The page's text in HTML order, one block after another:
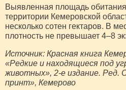
Выявленная площадь
территории Кемеровской
несколько сотен гектаров. В
плотность не превышает 4‒8
Источник: Красная книга
«Редкие и находящиеся под
животных», 2-е издание. Ред.
принт», Кемерово